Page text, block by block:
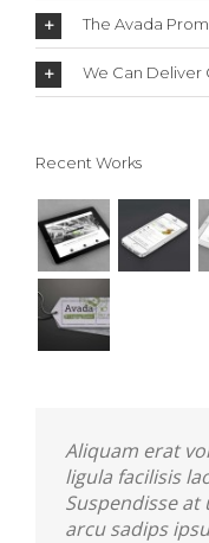
The Avada
We Can Deliver
Recent Works
Aliquam erat
ligula facilisis
Suspendisse
arcu sadips